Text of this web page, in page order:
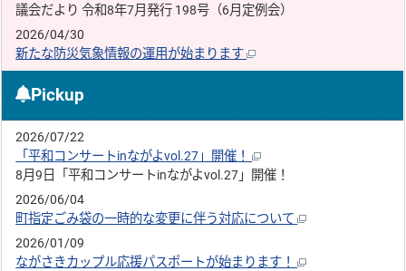
議会だより 令和8年7月発行 198号（6月定例会）
2026/04/30
新たな防災気象情報の運用が始まります
Pickup
2026/07/22
「平和コンサートinながよvol.27」開催！
8月9日「平和コンサートinながよvol.27」開催！
2026/06/04
町指定ごみ袋の一時的な変更に伴う対応について
2026/01/09
ながさきカップル応援パスポートが始まります！